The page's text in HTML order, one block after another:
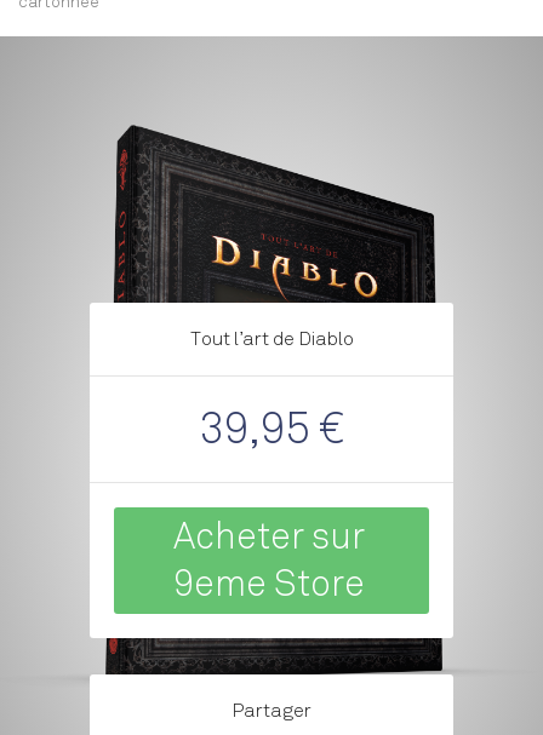
Tout l’art de Diablo
39,95 €
Acheter sur
9eme Store
Partager